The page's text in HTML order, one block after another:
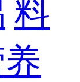
料